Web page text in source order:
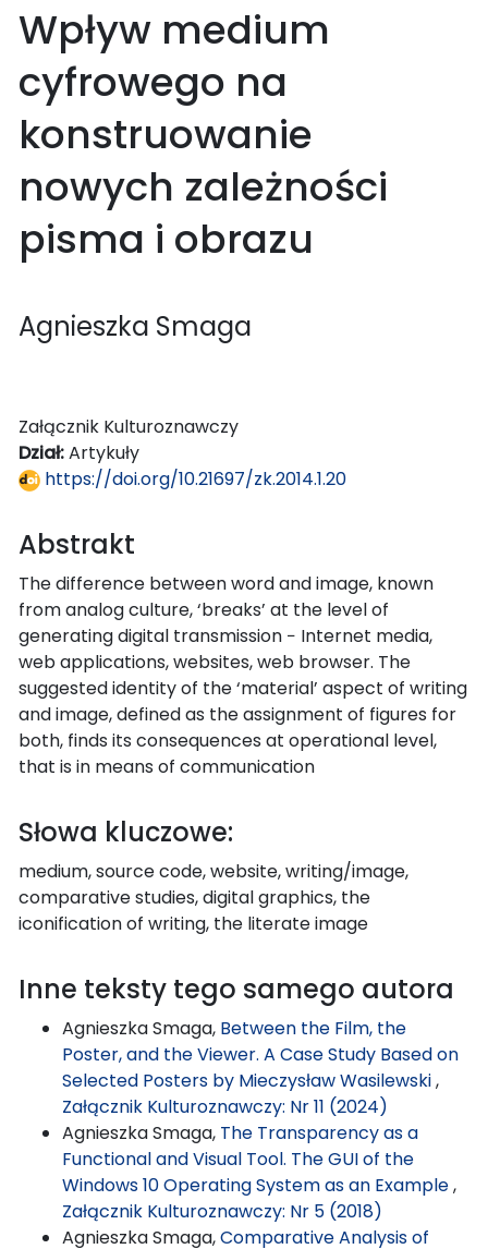
Wpływ medium
cyfrowego na
konstruowanie
nowych zależności
pisma i obrazu
Agnieszka Smaga
Załącznik Kulturoznawczy
Dział:Artykuły
https://doi.org/10.21697/zk.2014.1.20
Abstrakt
The difference between word and image, known
from analog culture, ‘breaks’ at the level of
generating digital transmission − Internet media,
web applications, websites, web browser. The
suggested identity of the ‘material’ aspect of writing
and image, defined as the assignment of figures for
both, finds its consequences at operational level,
that is in means of communication
Słowa kluczowe:
medium, source code, website, writing/image,
comparative studies, digital graphics, the
iconification of writing, the literate image
Inne teksty tego samego autora
Agnieszka Smaga, Between the Film, the
Poster, and the Viewer. A Case Study Based on
Selected Posters by Mieczysław Wasilewski,
Załącznik Kulturoznawczy: Nr 11 (2024)
Agnieszka Smaga, The Transparency as a
Functional and Visual Tool. The GUI of the
Windows 10 Operating System as an Example,
Załącznik Kulturoznawczy: Nr 5 (2018)
Agnieszka Smaga,Comparative Analysis of